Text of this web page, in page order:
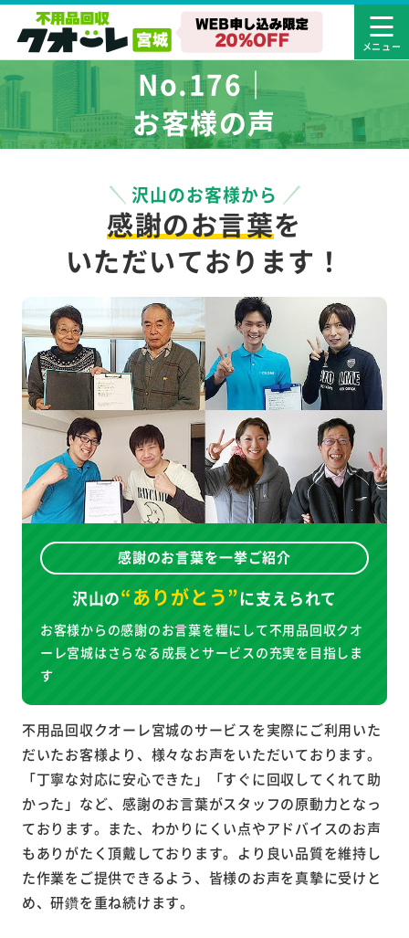
No.176｜
お客様の声
沢山のお客様から
感謝のお言葉を
いただいております！
感謝のお言葉を一挙ご紹介
沢山の“ありがとう”に支えられて
お客様からの感謝のお言葉を糧にして不用品回収クオ
ーレ宮城はさらなる成長とサービスの充実を目指しま
す
不用品回収クオーレ宮城のサービスを実際にご利用いた
だいたお客様より、様々なお声をいただいております。
「丁寧な対応に安心できた」「すぐに回収してくれて助
かった」など、感謝のお言葉がスタッフの原動力となっ
ております。また、わかりにくい点やアドバイスのお声
もありがたく頂戴しております。より良い品質を維持し
た作業をご提供できるよう、皆様のお声を真摯に受けと
め、研鑽を重ね続けます。